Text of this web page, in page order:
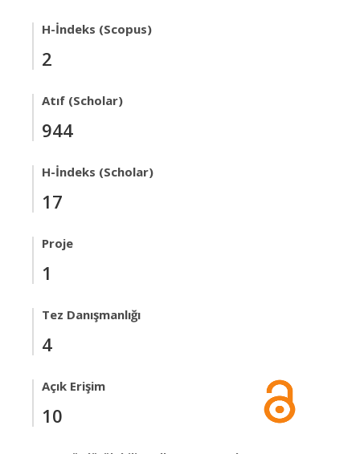
H-İndeks (Scopus)
2
Atıf (Scholar)
944
H-İndeks (Scholar)
17
Proje
1
Tez Danışmanlığı
4
Açık Erişim
10